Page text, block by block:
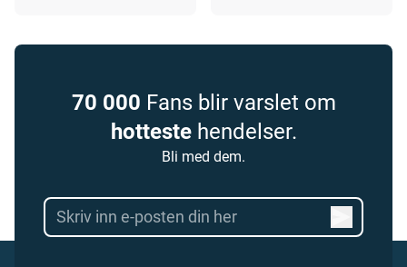
70 000 Fans blir varslet om
hottestehendelser.
Bli med dem.